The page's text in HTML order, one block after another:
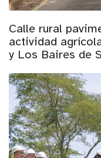
Calle rural
actividad
y Los Baires de